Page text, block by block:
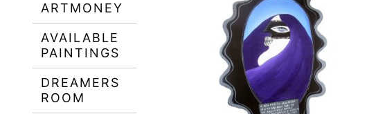
ARTMONEY
AVAILABLE
PAINTINGS
DREAMERS
ROOM